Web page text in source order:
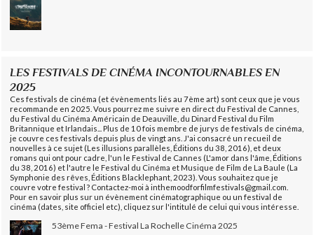
LES FESTIVALS DE CINÉMA INCONTOURNABLES EN
2025
Ces festivals de cinéma (et évènements liés au 7ème art) sont ceux que je vous
recommande en 2025. Vous pourrez me suivre en direct du Festival de Cannes,
du Festival du Cinéma Américain de Deauville, du Dinard Festival du Film
Britannique et Irlandais... Plus de 10 fois membre de jurys de festivals de cinéma,
je couvre ces festivals depuis plus de vingt ans. J'ai consacré un recueil de
nouvelles à ce sujet (Les illusions parallèles, Éditions du 38, 2016), et deux
romans qui ont pour cadre, l'un le Festival de Cannes (L'amor dans l'âme, Éditions
du 38, 2016) et l'autre le Festival du Cinéma et Musique de Film de La Baule (La
Symphonie des rêves, Éditions Blacklephant, 2023). Vous souhaitez que je
couvre votre festival ? Contactez-moi à inthemoodforfilmfestivals@gmail.com.
Pour en savoir plus sur un évènement cinématographique ou un festival de
cinéma (dates, site officiel etc), cliquez sur l'intitulé de celui qui vous intéresse.
53ème Fema - Festival La Rochelle Cinéma 2025